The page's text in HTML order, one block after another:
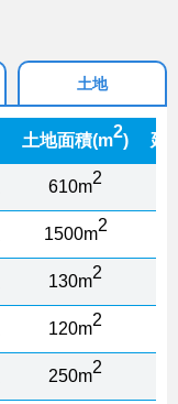
土地
土地面積(m2) 延
610m2
1500m2
130m2
120m2
250m2